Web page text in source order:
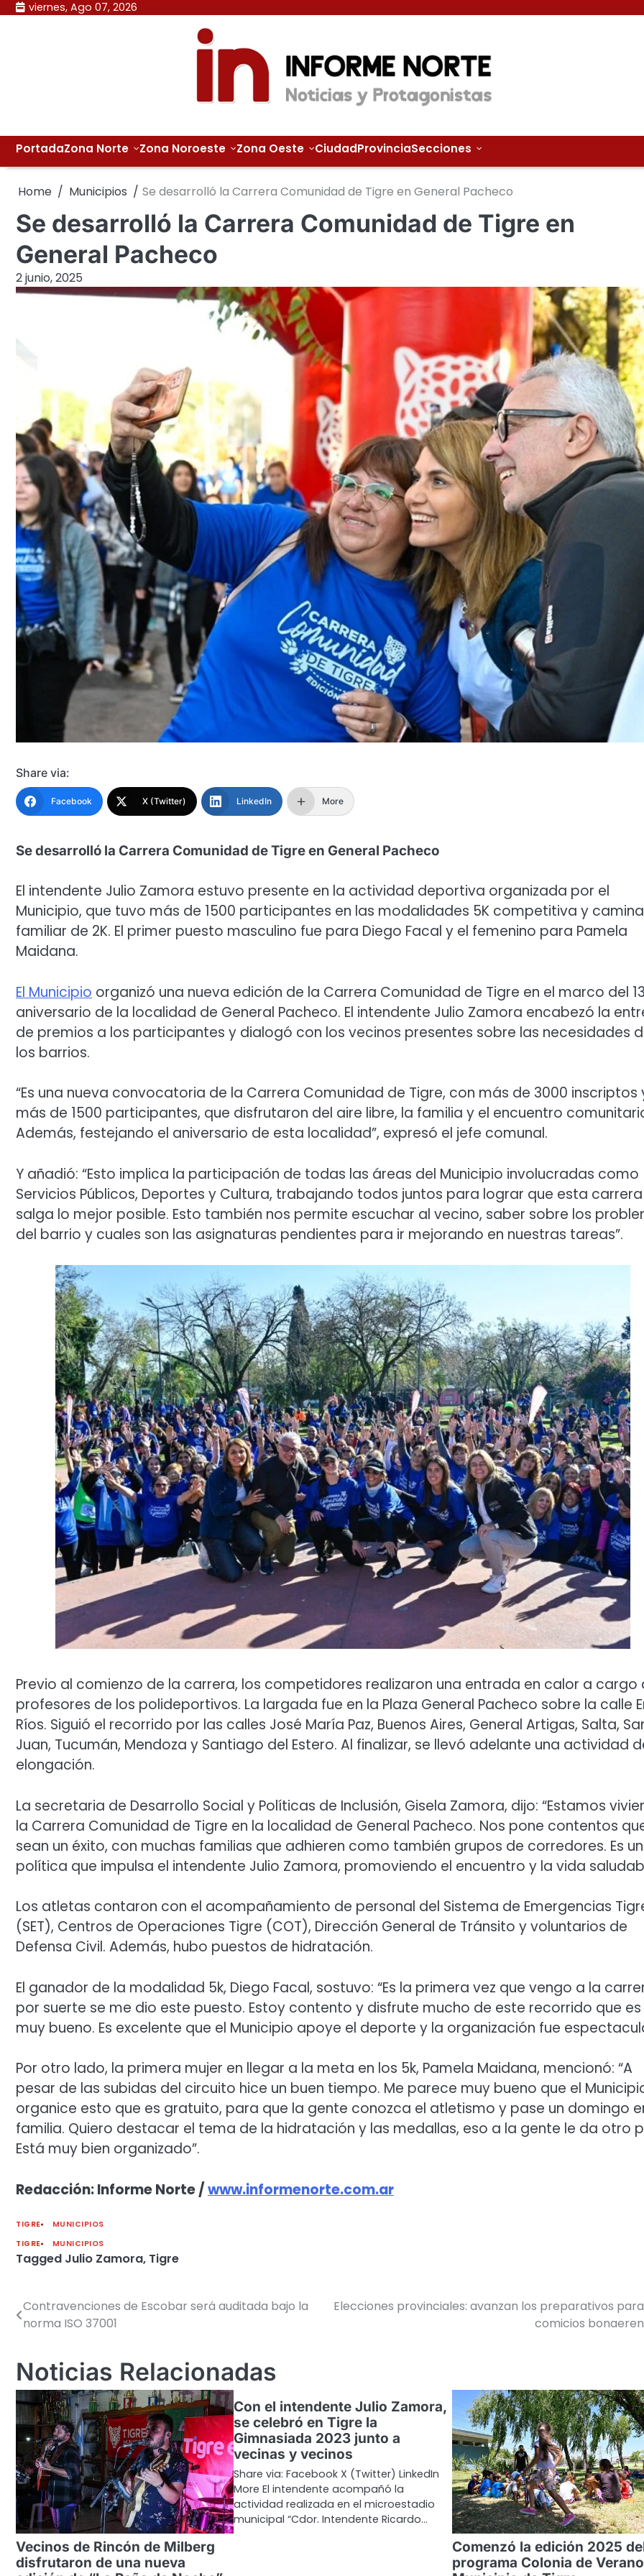
Skip viernes, Ago 07, 2026
PortadaZona Norte Zona Noroeste Zona Oeste CiudadProvinciaSecciones
Home Municipios Se desarrolló la Carrera Comunidad de Tigre en General Pacheco
Se desarrolló la Carrera Comunidad de Tigre en
General Pacheco
2 junio, 2025
Share via:
Facebook X (Twitter) LinkedIn More
Se desarrolló la Carrera Comunidad de Tigre en General Pacheco
El intendente Julio Zamora estuvo presente en la actividad deportiva organizada por el
Municipio, que tuvo más de 1500 participantes en las modalidades 5K competitiva y
familiar de 2K. El primer puesto masculino fue para Diego Facal y el femenino para Pamela
Maidana.
El Municipio organizó una nueva edición de la Carrera Comunidad de Tigre en el marco del
aniversario de la localidad de General Pacheco. El intendente Julio Zamora encabezó la
de premios a los participantes y dialogó con los vecinos presentes sobre las necesidades
los barrios.
“Es una nueva convocatoria de la Carrera Comunidad de Tigre, con más de 3000 inscriptos
más de 1500 participantes, que disfrutaron del aire libre, la familia y el encuentro
Además, festejando el aniversario de esta localidad”, expresó el jefe comunal.
Y añadió: “Esto implica la participación de todas las áreas del Municipio involucradas como
Servicios Públicos, Deportes y Cultura, trabajando todos juntos para lograr que esta carrera
salga lo mejor posible. Esto también nos permite escuchar al vecino, saber sobre los
del barrio y cuales son las asignaturas pendientes para ir mejorando en nuestras tareas”.
Previo al comienzo de la carrera, los competidores realizaron una entrada en calor a cargo
profesores de los polideportivos. La largada fue en la Plaza General Pacheco sobre la calle
Ríos. Siguió el recorrido por las calles José María Paz, Buenos Aires, General Artigas, Salta,
Juan, Tucumán, Mendoza y Santiago del Estero. Al finalizar, se llevó adelante una actividad
elongación.
La secretaria de Desarrollo Social y Políticas de Inclusión, Gisela Zamora, dijo: “Estamos
la Carrera Comunidad de Tigre en la localidad de General Pacheco. Nos pone contentos
sean un éxito, con muchas familias que adhieren como también grupos de corredores. Es
política que impulsa el intendente Julio Zamora, promoviendo el encuentro y la vida
Los atletas contaron con el acompañamiento de personal del Sistema de Emergencias
(SET), Centros de Operaciones Tigre (COT), Dirección General de Tránsito y voluntarios de
Defensa Civil. Además, hubo puestos de hidratación.
El ganador de la modalidad 5k, Diego Facal, sostuvo: “Es la primera vez que vengo a la
por suerte se me dio este puesto. Estoy contento y disfrute mucho de este recorrido que es
muy bueno. Es excelente que el Municipio apoye el deporte y la organización fue
Por otro lado, la primera mujer en llegar a la meta en los 5k, Pamela Maidana, mencionó: “A
pesar de las subidas del circuito hice un buen tiempo. Me parece muy bueno que el
organice esto que es gratuito, para que la gente conozca el atletismo y pase un domingo
familia. Quiero destacar el tema de la hidratación y las medallas, eso a la gente le da otro
Está muy bien organizado”.
Redacción: Informe Norte /www.informenorte.com.ar
TIGRE
MUNICIPIOS
TIGRE
MUNICIPIOS
Tagged Julio Zamora, Tigre
Navegación
entradas
Contravenciones de Escobar será auditada bajo la
norma ISO 37001
Elecciones provinciales: avanzan los preparativos
comicios
Noticias Relacionadas
Vecinos de Rincón de Milberg
disfrutaron de una nueva
Con el intendente Julio Zamora,
se celebró en Tigre la
Gimnasiada 2023 junto a
vecinas y vecinos
Share via: Facebook X (Twitter) LinkedIn
More El intendente acompañó la
actividad realizada en el microestadio
municipal “Cdor. Intendente Ricardo…
Comenzó la edición 2025
programa Colonia de